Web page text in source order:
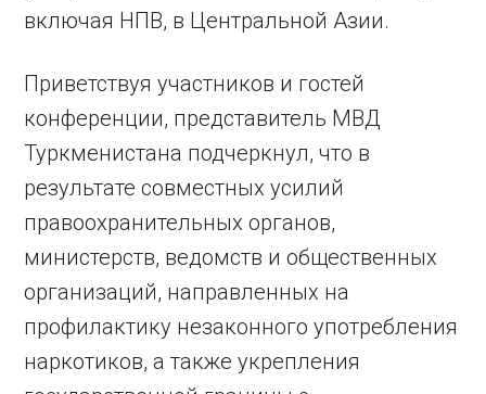
включая НПВ, в Центральной Азии.
Приветствуя участников и гостей
конференции, представитель МВД
Туркменистана подчеркнул, что в
результате совместных усилий
правоохранительных органов,
министерств, ведомств и общественных
организаций, направленных на
профилактику незаконного употребления
наркотиков, а также укрепления